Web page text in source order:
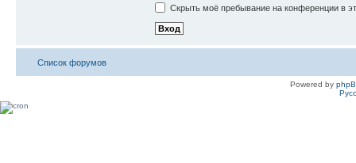
Скрыть моё пребывание на конференции в
Список форумов
Powered by